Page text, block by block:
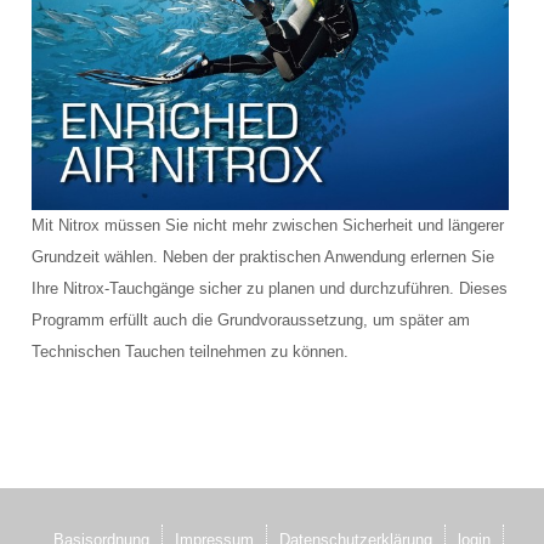
Schulungsraum für die Tauchausbildung
Verkauf und Vermietung von Ausrüstung
Das Team der Tauchbasis
AUSBILDUNG
Schnuppertauchen in der Ostsee
Tauchausbildung SSI
Werde SSI Dive Professional
Mit Nitrox müssen Sie nicht mehr zwischen Sicherheit und längerer
Grundzeit wählen. Neben der praktischen Anwendung erlernen Sie
Ihre Nitrox-Tauchgänge sicher zu planen und durchzuführen. Dieses
Programm erfüllt auch die Grundvoraussetzung, um später am
Technischen Tauchen teilnehmen zu können.
Basisordnung Impressum Datenschutzerklärung login